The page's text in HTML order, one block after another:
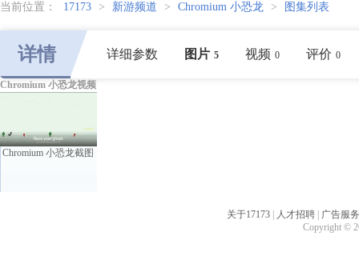
当前位置： 17173 > 新游频道 > Chromium 小恐龙 > 图集列表
详情 详细参数 图片 5 视频 0 评价 0
Chromium 小恐龙视频
Chromium 小恐龙截图
关于17173 人才招聘
广告服务
Copyright ©